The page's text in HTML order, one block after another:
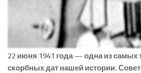
22 июня 1941 года — одна из самых
скорбных дат нашей истории.